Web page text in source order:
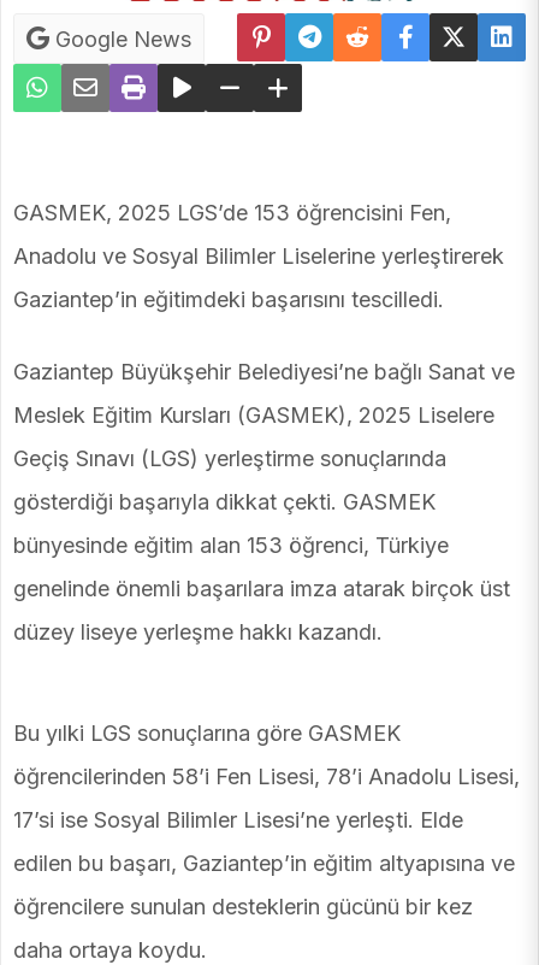
Google News
GASMEK, 2025 LGS’de 153 öğrencisini Fen,
Anadolu ve Sosyal Bilimler Liselerine yerleştirerek
Gaziantep’in eğitimdeki başarısını tescilledi.
Gaziantep Büyükşehir Belediyesi’ne bağlı Sanat ve
Meslek Eğitim Kursları (GASMEK), 2025 Liselere
Geçiş Sınavı (LGS) yerleştirme sonuçlarında
gösterdiği başarıyla dikkat çekti. GASMEK
bünyesinde eğitim alan 153 öğrenci, Türkiye
genelinde önemli başarılara imza atarak birçok üst
düzey liseye yerleşme hakkı kazandı.
Bu yılki LGS sonuçlarına göre GASMEK
öğrencilerinden 58’i Fen Lisesi, 78’i Anadolu Lisesi,
17’si ise Sosyal Bilimler Lisesi’ne yerleşti. Elde
edilen bu başarı, Gaziantep’in eğitim altyapısına ve
öğrencilere sunulan desteklerin gücünü bir kez
daha ortaya koydu.